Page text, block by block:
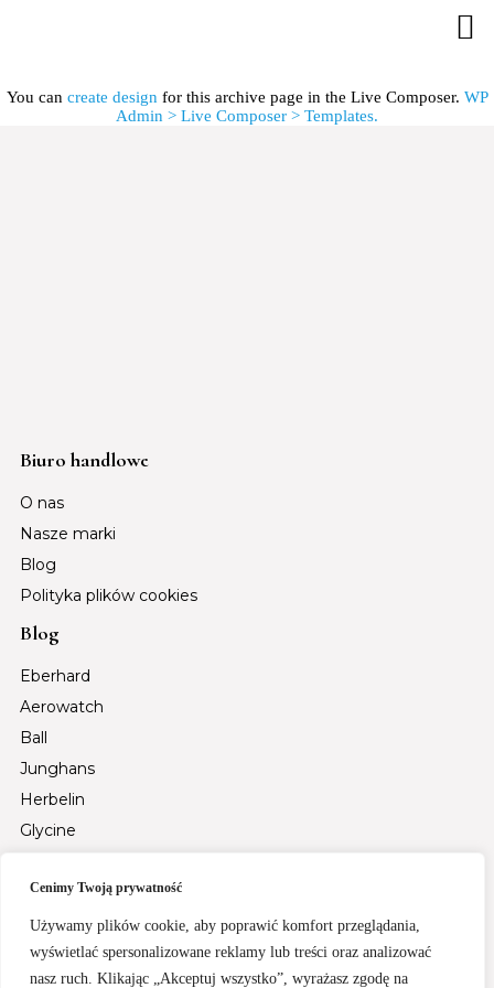
Cenimy Twoją prywatność
Używamy plików cookie, aby poprawić komfort przeglądania,
wyświetlać spersonalizowane reklamy lub treści oraz analizować
nasz ruch. Klikając „Akceptuj wszystko”, wyrażasz zgodę na
You can create design for this archive page in the Live Composer. WP
Admin > Live Composer > Templates.
Biuro handlowe
O nas
Nasze marki
Blog
Polityka plików cookies
Blog
Eberhard
Aerowatch
Ball
Junghans
Herbelin
Glycine
Tsar Bomba
Fiyta
Santa Barbara Polo & Racquet Club